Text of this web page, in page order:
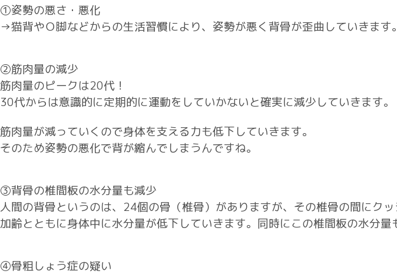
①姿勢の悪さ・悪化
→猫背やＯ脚などからの生活習慣により、姿勢が悪く背骨が歪曲していきます。
②筋肉量の減少
筋肉量のピークは20代！
30代からは意識的に定期的に運動をしていかないと確実に減少していきます。
筋肉量が減っていくので身体を支える力も低下していきます。
そのため姿勢の悪化で背が縮んでしまうんですね。
③背骨の椎間板の水分量も減少
人間の背骨というのは、24個の骨（椎骨）がありますが、その椎骨の間にク
加齢とともに身体中に水分量が低下していきます。同時にこの椎間板の水分
④骨粗しょう症の疑い